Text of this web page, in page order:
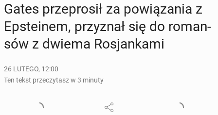
Gates prze­pro­sił za po­wią­za­nia z
Ep­ste­inem, przy­znał się do ro­man­
sów z dwiema Ro­sjan­ka­mi
26 LUTEGO, 12:00
Ten tekst przeczytasz w 3 minuty